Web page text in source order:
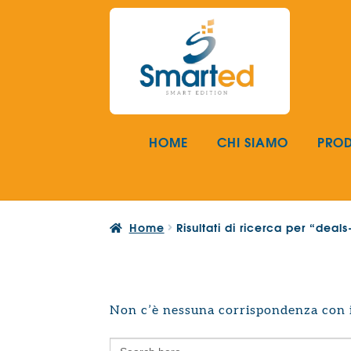
Vai
navigazione
Vai
HOME CHI SIAMO
Home Risultati di ricerca per
Non c’è nessuna corrispondenza
Search